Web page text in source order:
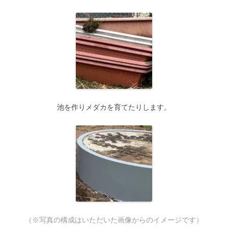
池を作りメダカを育てたりします。
（※写真の構成はいただいた画像からのイメージです）